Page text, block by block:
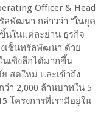
Officer & Head
ลพัฒนา กล่าวว่า “ในยุค
นในแต่ละย่าน ธุรกิจ
เซ็นทรัลพัฒนา ด้วย
เชิงลึกได้มากขึ้น
สดใหม่ และเข้าถึง
า 2,000 ล้านบาทใน 5
โครงการที่เรามีอยู่ใน